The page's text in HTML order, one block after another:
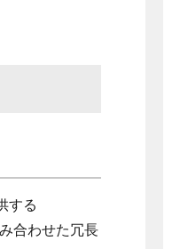
する
合わせた冗長